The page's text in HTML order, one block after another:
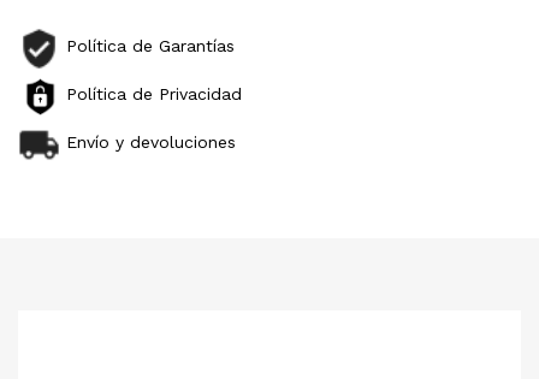
Política de Garantías
Política de Privacidad
Envío y devoluciones